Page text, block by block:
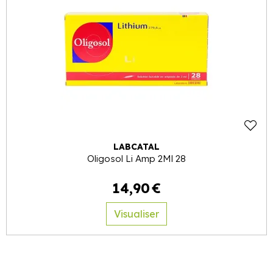
LABCATAL
Oligosol Li Amp 2Ml 28
14,90€
Visualiser